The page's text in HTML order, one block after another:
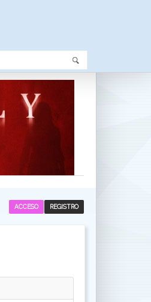
REGISTRO
ACCESO